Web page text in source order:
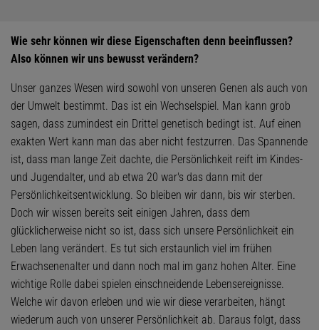
Wie sehr können wir diese Eigenschaften denn beeinflussen?
Also können wir uns bewusst verändern?
Unser ganzes Wesen wird sowohl von unseren Genen als auch von
der Umwelt bestimmt. Das ist ein Wechselspiel. Man kann grob
sagen, dass zumindest ein Drittel genetisch bedingt ist. Auf einen
exakten Wert kann man das aber nicht festzurren. Das Spannende
ist, dass man lange Zeit dachte, die Persönlichkeit reift im Kindes-
und Jugendalter, und ab etwa 20 war's das dann mit der
Persönlichkeitsentwicklung. So bleiben wir dann, bis wir sterben.
Doch wir wissen bereits seit einigen Jahren, dass dem
glücklicherweise nicht so ist, dass sich unsere Persönlichkeit ein
Leben lang verändert. Es tut sich erstaunlich viel im frühen
Erwachsenenalter und dann noch mal im ganz hohen Alter. Eine
wichtige Rolle dabei spielen einschneidende Lebensereignisse.
Welche wir davon erleben und wie wir diese verarbeiten, hängt
wiederum auch von unserer Persönlichkeit ab. Daraus folgt, dass